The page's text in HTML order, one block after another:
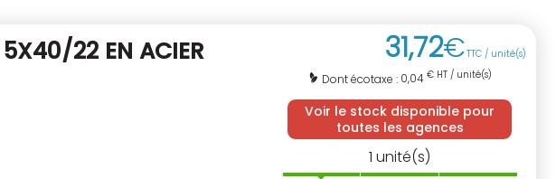
5X40/22 EN ACIER
31,72€TTC / unité(s)
Dont écotaxe : 0,04 € HT / unité(s)
Voir le stock disponible pour
toutes les agences
1 unité(s)